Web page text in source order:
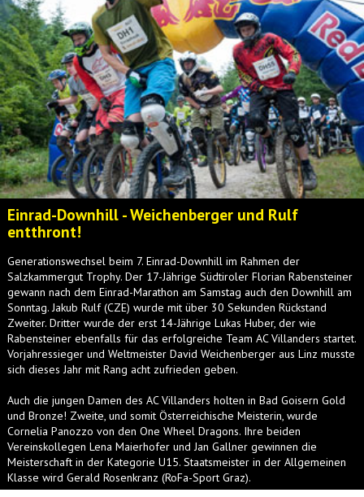
Einrad-Downhill - Weichenberger und Rulf
entthront!
Generationswechsel beim 7. Einrad-Downhill im Rahmen der
Salzkammergut Trophy. Der 17-Jährige Südtiroler Florian Rabensteiner
gewann nach dem Einrad-Marathon am Samstag auch den Downhill am
Sonntag. Jakub Rulf (CZE) wurde mit über 30 Sekunden Rückstand
Zweiter. Dritter wurde der erst 14-Jährige Lukas Huber, der wie
Rabensteiner ebenfalls für das erfolgreiche Team AC Villanders startet.
Vorjahressieger und Weltmeister David Weichenberger aus Linz musste
sich dieses Jahr mit Rang acht zufrieden geben.
Auch die jungen Damen des AC Villanders holten in Bad Goisern Gold
und Bronze! Zweite, und somit Österreichische Meisterin, wurde
Cornelia Panozzo von den One Wheel Dragons. Ihre beiden
Vereinskollegen Lena Maierhofer und Jan Gallner gewinnen die
Meisterschaft in der Kategorie U15. Staatsmeister in der Allgemeinen
Klasse wird Gerald Rosenkranz (RoFa-Sport Graz).